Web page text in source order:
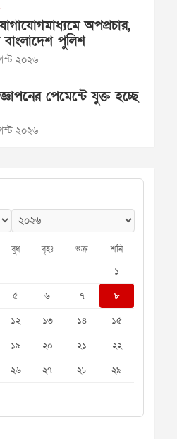
অপপ্রচার,
পুলিশ
২০২৬
পেমেন্টে যুক্ত হচ্ছে
২০২৬
বুধ বৃহঃ শুক্র শনি
১
৫ ৬ ৭
৮
১২ ১৩ ১৪
১৫
১৯ ২০ ২১
২২
২৬ ২৭ ২৮
২৯